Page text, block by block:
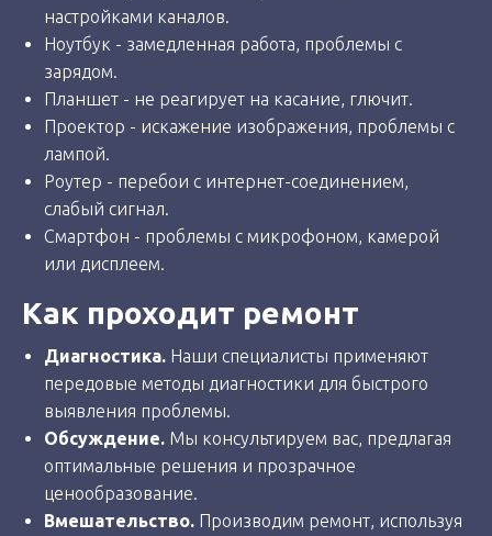
настройками каналов.
Ноутбук - замедленная работа, проблемы с
зарядом.
Планшет - не реагирует на касание, глючит.
Проектор - искажение изображения, проблемы с
лампой.
Роутер - перебои с интернет-соединением,
слабый сигнал.
Смартфон - проблемы с микрофоном, камерой
или дисплеем.
Как проходит ремонт
Диагностика. Наши специалисты применяют
передовые методы диагностики для быстрого
выявления проблемы.
Обсуждение. Мы консультируем вас, предлагая
оптимальные решения и прозрачное
ценообразование.
Вмешательство. Производим ремонт, используя